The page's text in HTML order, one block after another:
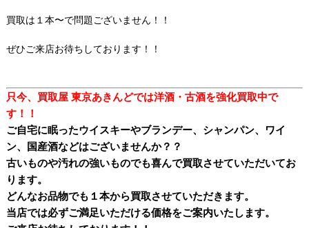
買取は１本〜で問題ございません！！
ぜひご来店お待ちしております！！
只今、買取屋 東京あきんどでは洋酒・古酒を強化買取中で
す！！
ご自宅に眠ったウイスキーやブランデー、シャンパン、ワイ
ン、国産酒などはございませんか？？
古いものや汚れの強いものでも喜んで買取させていただいてお
ります。
どんなお品物でも１本から買取させていただきます。
当店では必ずご満足いただける価格をご案内いたします。